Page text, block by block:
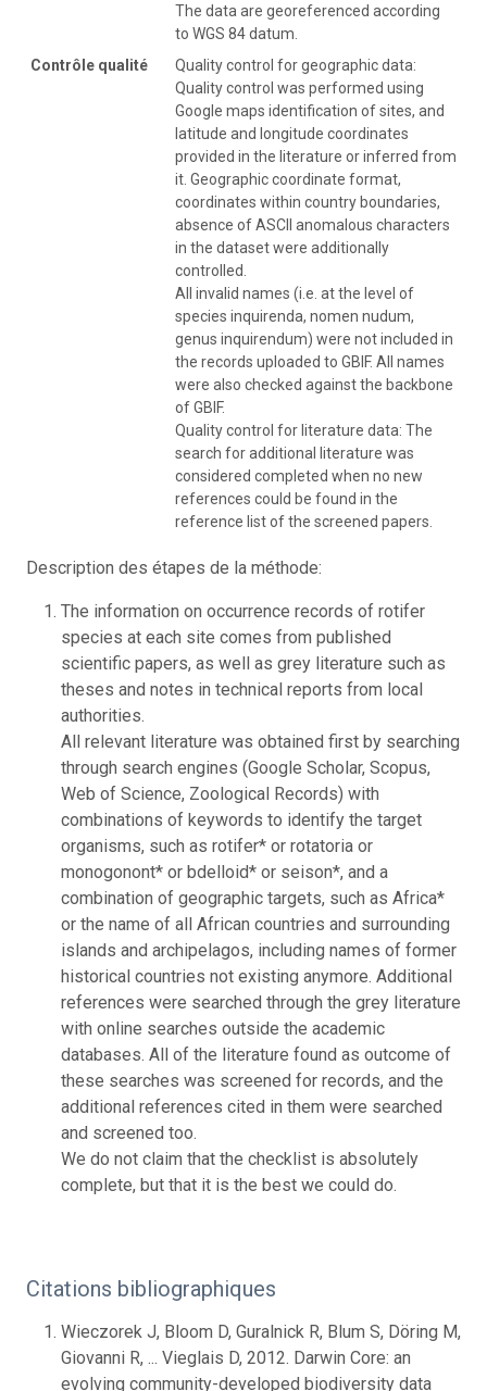
The data are georeferenced according
to WGS 84 datum.
Contrôle qualité
Quality control for geographic data:
Quality control was performed using
Google maps identification of sites, and
latitude and longitude coordinates
provided in the literature or inferred from
it. Geographic coordinate format,
coordinates within country boundaries,
absence of ASCII anomalous characters
in the dataset were additionally
controlled.
All invalid names (i.e. at the level of
species inquirenda, nomen nudum,
genus inquirendum) were not included in
the records uploaded to GBIF. All names
were also checked against the backbone
of GBIF.
Quality control for literature data: The
search for additional literature was
considered completed when no new
references could be found in the
reference list of the screened papers.
Description des étapes de la méthode:
The information on occurrence records of rotifer
species at each site comes from published
scientific papers, as well as grey literature such as
theses and notes in technical reports from local
authorities.
All relevant literature was obtained first by searching
through search engines (Google Scholar, Scopus,
Web of Science, Zoological Records) with
combinations of keywords to identify the target
organisms, such as rotifer* or rotatoria or
monogonont* or bdelloid* or seison*, and a
combination of geographic targets, such as Africa*
or the name of all African countries and surrounding
islands and archipelagos, including names of former
historical countries not existing anymore. Additional
references were searched through the grey literature
with online searches outside the academic
databases. All of the literature found as outcome of
these searches was screened for records, and the
additional references cited in them were searched
and screened too.
We do not claim that the checklist is absolutely
complete, but that it is the best we could do.
Citations bibliographiques
Wieczorek J, Bloom D, Guralnick R, Blum S, Döring M,
Giovanni R, ... Vieglais D, 2012. Darwin Core: an
evolving community-developed biodiversity data